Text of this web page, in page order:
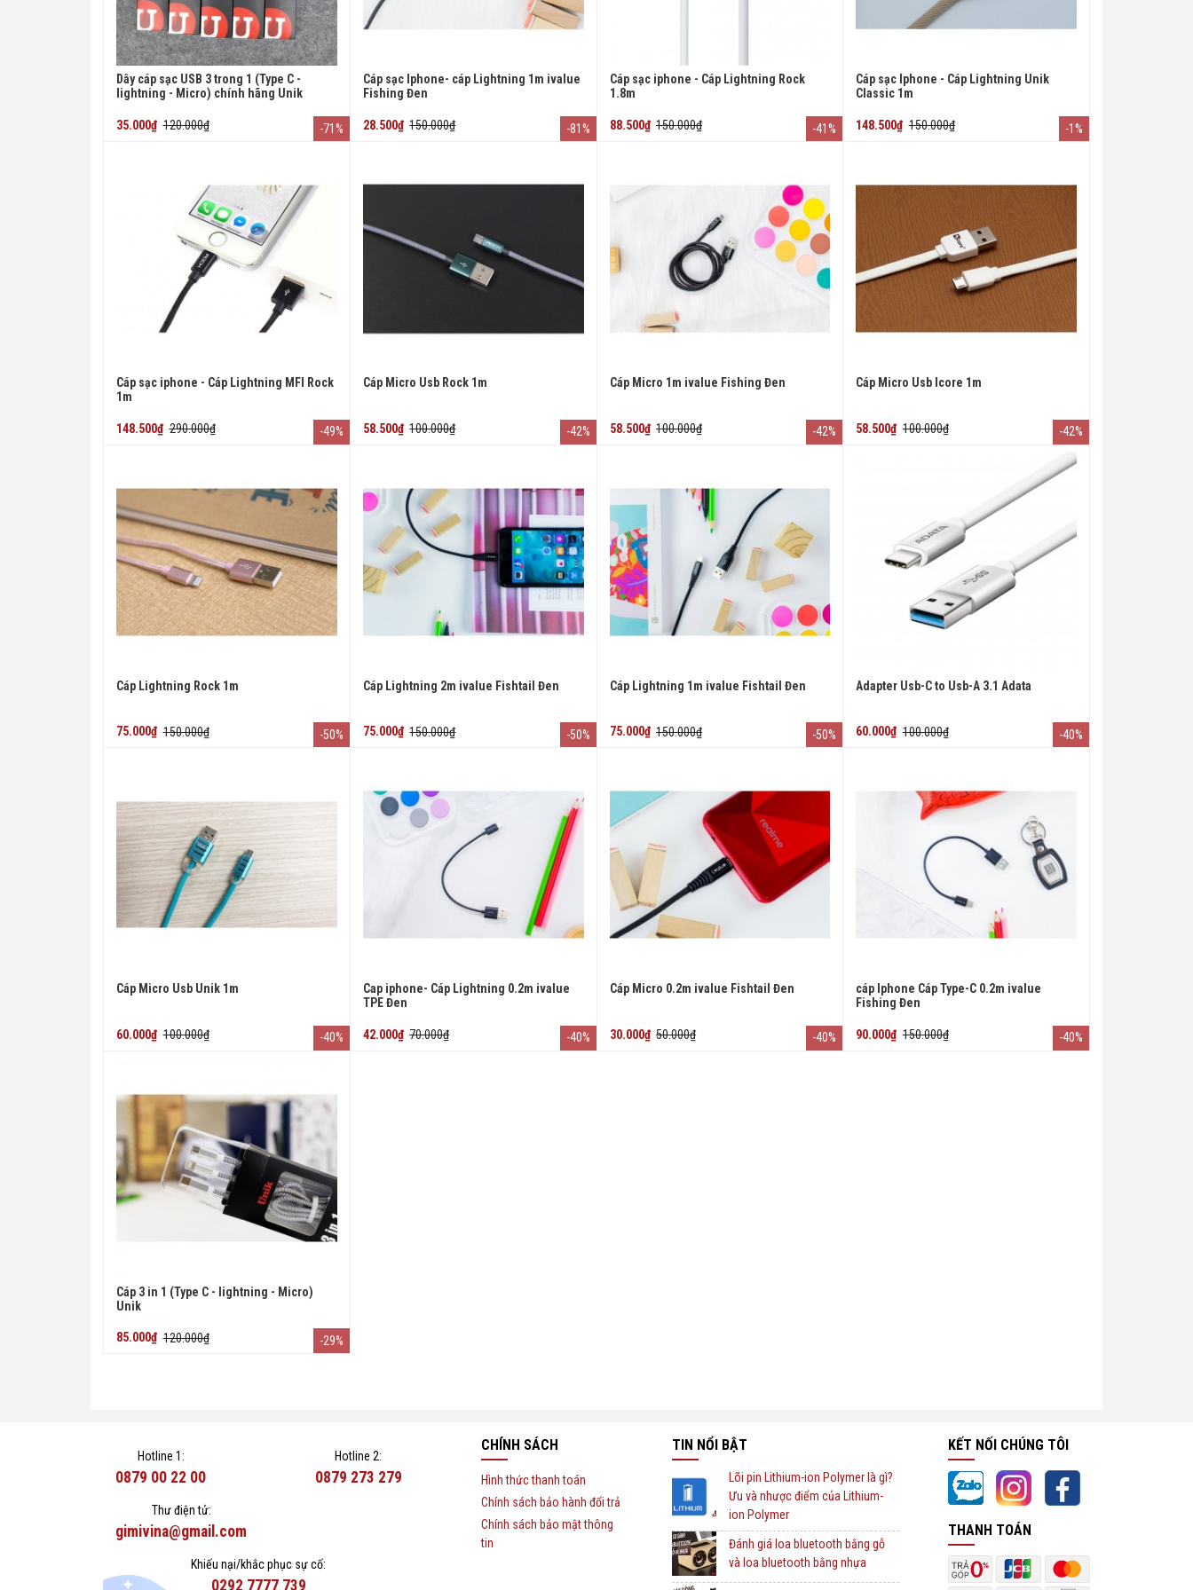
Dây cáp sạc USB 3 trong 1 (Type C -
lightning - Micro) chính hãng Unik
35.000₫ 120.000₫ -71%
Cáp sạc Iphone- cáp Lightning 1m ivalue
Fishing Đen
28.500₫ 150.000₫ -81%
Cáp sạc iphone - Cáp Lightning Rock
1.8m
88.500₫ 150.000₫ -41%
Cáp sạc Iphone - Cáp Lightning Unik
Classic 1m
148.500₫ 150.000₫ -1%
Cáp sạc iphone - Cáp Lightning MFI Rock
1m
148.500₫ 290.000₫ -49%
Cáp Micro Usb Rock 1m
58.500₫ 100.000₫ -42%
Cáp Micro 1m ivalue Fishing Đen
58.500₫ 100.000₫ -42%
Cáp Micro Usb Icore 1m
58.500₫ 100.000₫ -42%
Cáp Lightning Rock 1m
75.000₫ 150.000₫ -50%
Cáp Lightning 2m ivalue Fishtail Đen
75.000₫ 150.000₫ -50%
Cáp Lightning 1m ivalue Fishtail Đen
75.000₫ 150.000₫ -50%
Adapter Usb-C to Usb-A 3.1 Adata
60.000₫ 100.000₫ -40%
Cáp Micro Usb Unik 1m
60.000₫ 100.000₫ -40%
Cap iphone- Cáp Lightning 0.2m ivalue
TPE Đen
42.000₫ 70.000₫ -40%
Cáp Micro 0.2m ivalue Fishtail Đen
30.000₫ 50.000₫ -40%
cáp Iphone Cáp Type-C 0.2m ivalue
Fishing Đen
90.000₫ 150.000₫ -40%
Cáp 3 in 1 (Type C - lightning - Micro)
Unik
85.000₫ 120.000₫ -29%
Hotline 1:
0879 00 22 00
Hotline 2:
0879 273 279
Thư điện tử:
gimivina@gmail.com
Khiếu nại/khắc phục sự cố:
0292 7777 739
CHÍNH SÁCH
Hình thức thanh toán
Chính sách bảo hành đổi trả
Chính sách bảo mật thông
tin
TIN NỔI BẬT
Lõi pin Lithium-ion Polymer là gì?
Ưu và nhược điểm của Lithium-
ion Polymer
Đánh giá loa bluetooth bằng gỗ
và loa bluetooth bằng nhựa
KẾT NỐI CHÚNG TÔI
THANH TOÁN